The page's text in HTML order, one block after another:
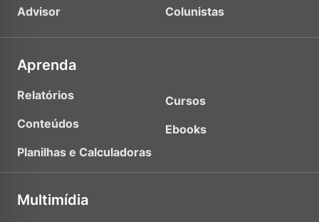
Advisor
Colunistas
Aprenda
Relatórios
Conteúdos
Planilhas e Calculadoras
Cursos
Ebooks
Multimídia